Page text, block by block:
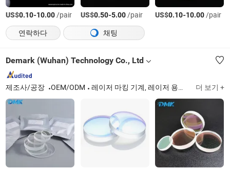
US$0.10-10.00/pair US$0.50-5.00/pair US$0.10-10.00/pair
연락하다
채팅
Demark (Wuhan) Technology Co., Ltd
제조사/공장 OEM/ODM 레이저 마킹 기계, 레이저 용접 기계, 레이저 절단 기계, 레이저 기계 부품, 레이저 마킹 관련 제품, 레이저 청소 하드웨어, 모든 레이저 관련 제품, 레이저 기계 서비스, 레이저 기계 구매 상담, 레이저 가공 더 보기 +